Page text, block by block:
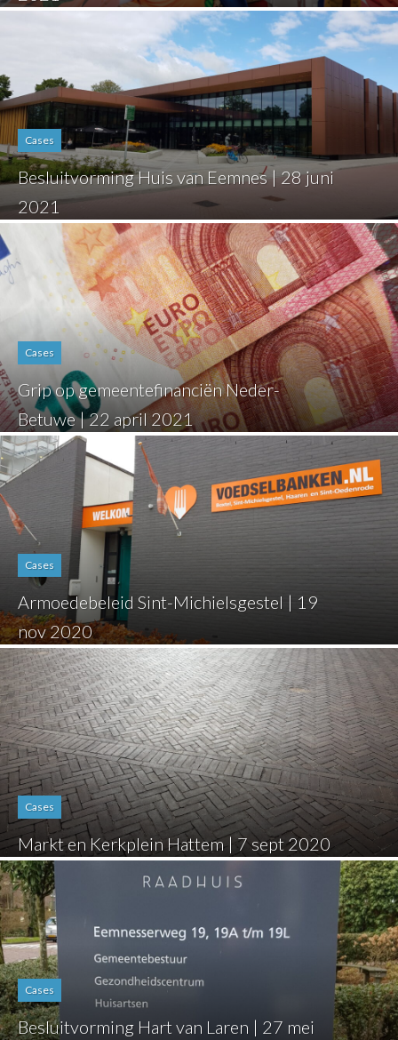
Cases
Besluitvorming Huis van Eemnes | 28 juni
2021
Cases
Grip op gemeentefinanciën Neder-
Betuwe | 22 april 2021
Cases
Armoedebeleid Sint-Michielsgestel | 19
nov 2020
Cases
Markt en Kerkplein Hattem | 7 sept 2020
Cases
Besluitvorming Hart van Laren | 27 mei